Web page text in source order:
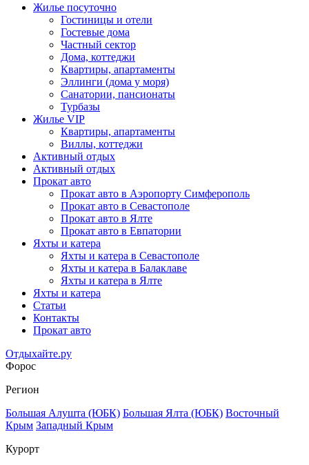
Жилье посуточно
Гостиницы и отели
Гостевые дома
Частный сектор
Дома, коттеджи
Квартиры, апартаменты
Эллинги (дома у моря)
Санатории, пансионаты
Турбазы
Жилье VIP
Квартиры, апартаменты
Виллы, коттеджи
Активный отдых
Активный отдых
Прокат авто
Прокат авто в Аэропорту Симферополь
Прокат авто в Севастополе
Прокат авто в Ялте
Прокат авто в Евпатории
Яхты и катера
Яхты и катера в Севастополе
Яхты и катера в Балаклаве
Яхты и катера в Ялте
Яхты и катера
Статьи
Контакты
Прокат авто
Отдыхайте.ру
Форос
Регион
Большая Алушта (ЮБК) Большая Ялта (ЮБК) Восточный
Крым Западный Крым
Курорт